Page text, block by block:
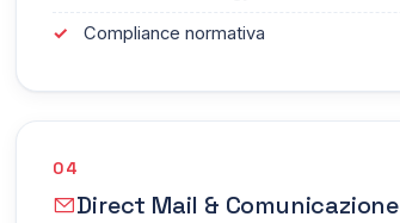
Compliance normativa
04
Direct Mail & Comunicazione